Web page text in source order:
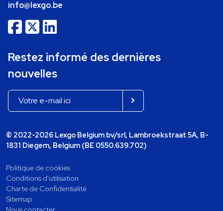
info@lexgo.be
Restez informé des dernières
nouvelles
© 2022-2026 Lexgo Belgium bv/srl, Lambroekstraat 5A, B-
1831 Diegem, Belgium (BE 0550.639.702)
Politique de cookies
Conditions d'utilisation
Charte de Confidentialité
Sitemap